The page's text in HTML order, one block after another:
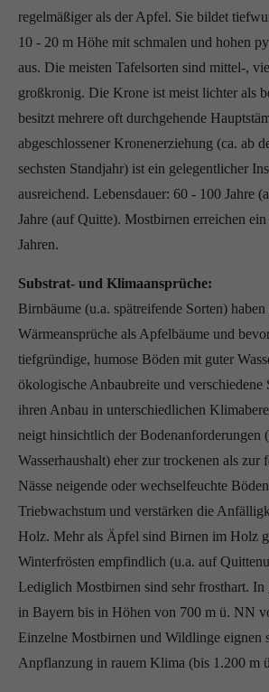
regelmäßiger als der Apfel. Sie bildet
10 - 20 m Höhe mit schmalen und hohen
aus. Die meisten Tafelsorten sind mittel-,
großkronig. Die Krone ist meist lichter als
besitzt mehrere oft durchgehende
abgeschlossener Kronenerziehung (ca. ab
sechsten Standjahr) ist ein gelegentlicher
ausreichend. Lebensdauer: 60 - 100 Jahre
Jahre (auf Quitte). Mostbirnen erreichen
Jahren.
Substrat- und Klimaansprüche:
Birnbäume (u.a. spätreifende Sorten) haben
Wärmeansprüche als Apfelbäume und
tiefgründige, humose Böden mit guter
ökologische Anbaubreite und verschiedene
ihren Anbau in unterschiedlichen
neigt hinsichtlich der Bodenanforderungen
Wasserhaushalt) eher zur trockenen als zur
Nässe neigende oder wechselfeuchte
Triebwachstum und verstärken die
Holz. Mehr als Äpfel sind Birnen im Holz
Winterfrösten empfindlich (u.a. auf
Lediglich Mostbirnen sind sehr frosthart. In
in Bayern bis in Höhen von 700 m ü. NN
Einzelne Mostbirnen und Wildlinge eignen
Anpflanzung in rauem Klima (bis 1.200 m